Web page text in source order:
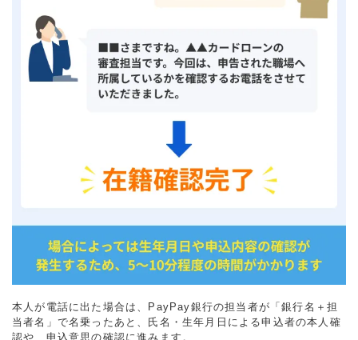
本人が電話に出た場合は、PayPay銀行の担当者が「銀行名＋担
当者名」で名乗ったあと、氏名・生年月日による申込者の本人確
認や、申込意思の確認に進みます。